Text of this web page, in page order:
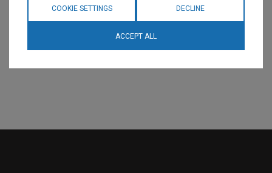
המחיר ייחשף רק לבעלי
מספרות רשומיםצרו קשר
המחיר ייחשף רק לבעלי
מספרות רשומיםצרו קשר
DECLINE
COOKIE SETTINGS
ACCEPT ALL